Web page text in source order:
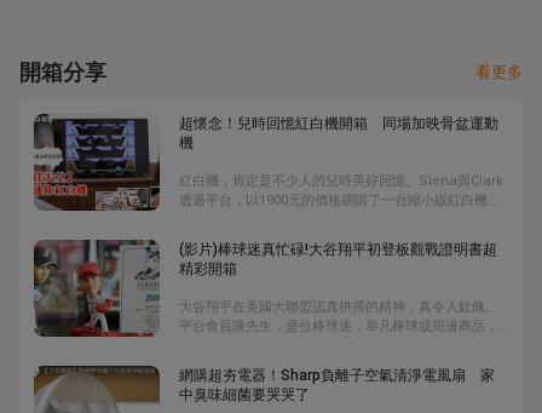
開箱分享 看更多
超懷念！兒時回憶紅白機開箱 同場加映骨盆運動
機
紅白機，肯定是不少人的兒時美好回憶。Siena與Clark
透過平台，以1900元的價格網購了一台縮小版紅白機，
購了一台時下最夯的骨盆運動機，你能想像一邊坐在骨
盆運動機上運動，一邊打電動玩具的景象嗎?
(影片)棒球迷真忙碌!大谷翔平初登板觀戰證明書超
精彩開箱
大谷翔平在美國大聯盟認真拼搏的精神，真令人欽佩。
平台會員陳先生，是位棒球迷，舉凡棒球或周邊商品，
片中，他除了大方分享大谷翔平可愛公仔外，還有一張
他初登板的觀戰證明書，非常難得，另外還有好多張大
谷翔平首戰、首安、首轟、首勝等紀念門票，棒球迷可
網購超夯電器！Sharp負離子空氣清淨電風扇 家
中臭味細菌要哭哭了